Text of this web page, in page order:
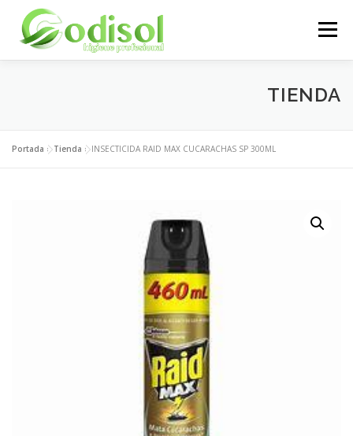
contenido
Menú
ÁREA CLIENTES CONTACTO
TIENDA
Portada »Tienda »INSECTICIDA RAID MAX CUCARACHAS SP 300ML